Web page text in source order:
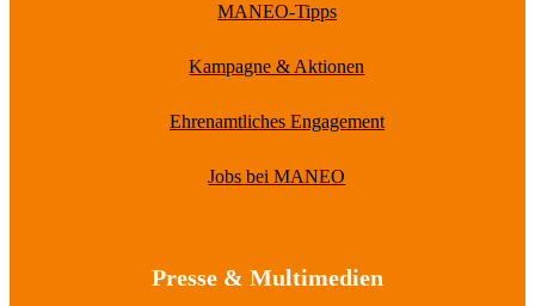
MANEO-Tipps
Kampagne & Aktionen
Ehrenamtliches Engagement
Jobs bei MANEO
Presse & Multimedien